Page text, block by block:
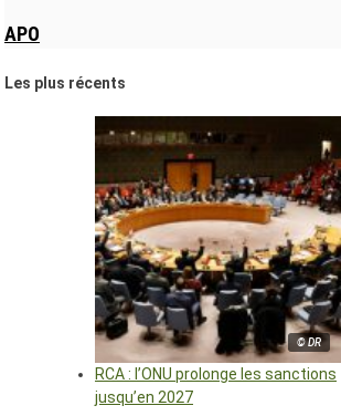
APO
Les plus récents
© DR
RCA : l’ONU prolonge les sanctions
jusqu’en 2027